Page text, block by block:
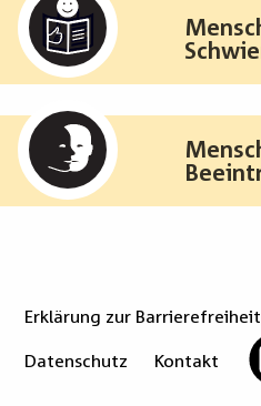
Erklärung zur Barrierefreiheit
Datenschutz
Kontakt